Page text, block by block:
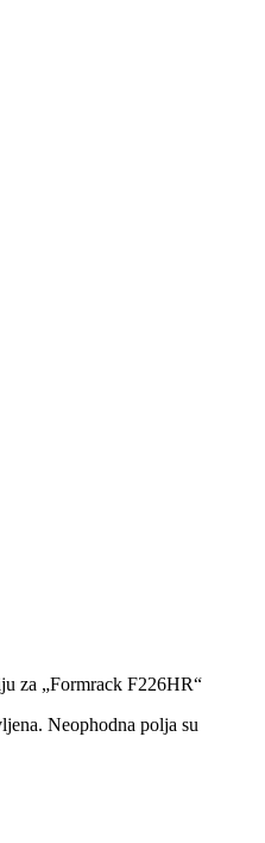
za „Formrack F226HR“
Neophodna polja su